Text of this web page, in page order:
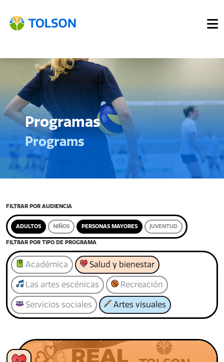
Programas
Programs
FILTRAR POR AUDIENCIA
ADULTOS NIÑOS PERSONAS MAYORES JUVENTUD
FILTRAR POR TIPO DE PROGRAMA
Académica Salud y bienestar
Las artes escénicas Recreación
Servicios sociales Artes visuales